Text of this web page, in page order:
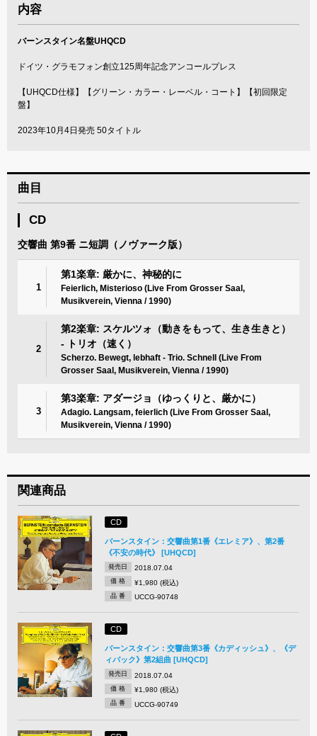
内容
バーンスタイン名盤UHQCD
ドイツ・グラモフォン創立125周年記念アンコールプレス
【UHQCD仕様】【グリーン・カラー・レーベル・コート】【初回限定
盤】
2023年10月4日発売 50タイトル
曲目
CD
交響曲 第9番 ニ短調（ノヴァーク版）
1
第1楽章: 厳かに、神秘的に
Feierlich, Misterioso (Live From Grosser Saal,
Musikverein, Vienna / 1990)
2
第2楽章: スケルツォ（動きをもって、生き生きと）
- トリオ（速く）
Scherzo. Bewegt, lebhaft - Trio. Schnell (Live From
Grosser Saal, Musikverein, Vienna / 1990)
3
第3楽章: アダージョ（ゆっくりと、厳かに）
Adagio. Langsam, feierlich (Live From Grosser Saal,
Musikverein, Vienna / 1990)
関連商品
CD
バーンスタイン：交響曲第1番《エレミア》、第2番
《不安の時代》 [UHQCD]
発売日 2018.07.04
価 格 ¥1,980 (税込)
品 番 UCCG-90748
CD
バーンスタイン：交響曲第3番《カディッシュ》、《デ
ィバック》第2組曲 [UHQCD]
発売日 2018.07.04
価 格 ¥1,980 (税込)
品 番 UCCG-90749